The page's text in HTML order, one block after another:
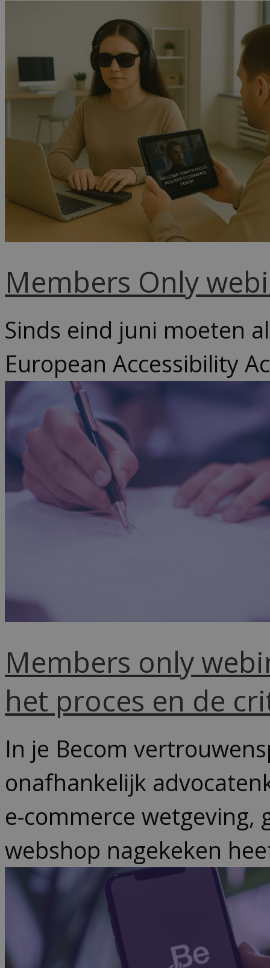
Members Only
Sinds eind juni moeten
European Accessibility
Members only
het proces en de
In je Becom
onafhankelijk
e-commerce wetgeving,
webshop nagekeken